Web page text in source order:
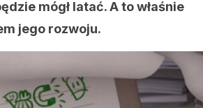
mógł latać. A to właśnie
jego rozwoju.